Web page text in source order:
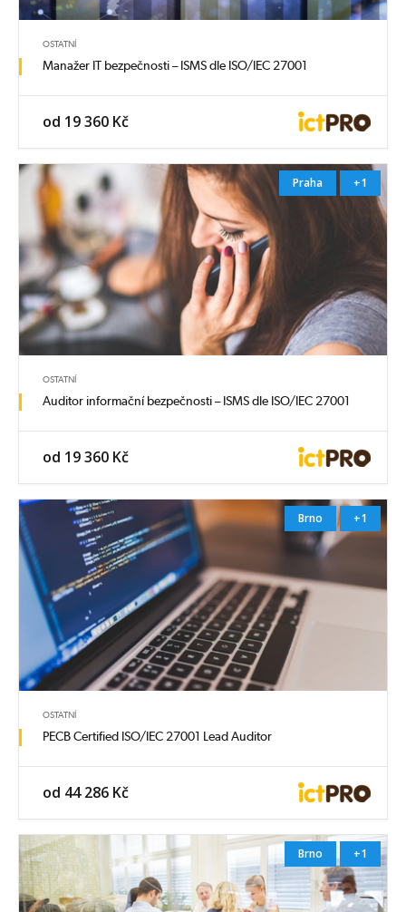
OSTATNÍ
Manažer IT bezpečnosti – ISMS dle ISO/IEC 27001
od 19 360 Kč
Praha +1
OSTATNÍ
Auditor informační bezpečnosti – ISMS dle ISO/IEC 27001
od 19 360 Kč
Brno +1
OSTATNÍ
PECB Certified ISO/IEC 27001 Lead Auditor
od 44 286 Kč
Brno +1